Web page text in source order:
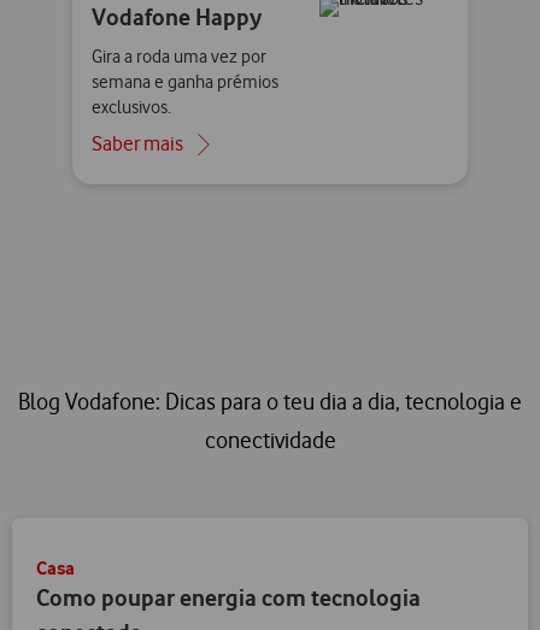
Vodafone Happy
Gira a roda uma vez por
semana e ganha prémios
exclusivos.
Saber mais
Blog Vodafone: Dicas para o teu dia a dia, tecnologia e
conectividade
Casa
Como poupar energia com tecnologia